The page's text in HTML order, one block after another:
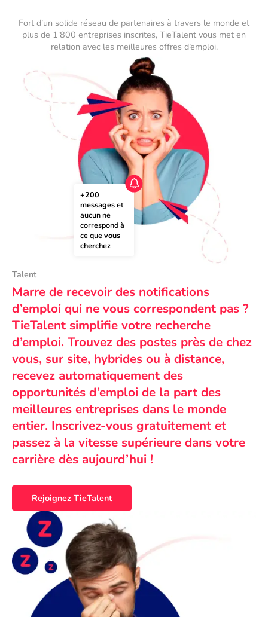
Fort d’un solide réseau de partenaires à travers le monde et
plus de 1'800 entreprises inscrites, TieTalent vous met en
relation avec les meilleures offres d’emploi.
+200
messages et
aucun ne
correspond à
ce que vous
cherchez
Talent
Marre de recevoir des notifications
d’emploi qui ne vous correspondent pas ?
TieTalent simplifie votre recherche
d’emploi. Trouvez des postes près de chez
vous, sur site, hybrides ou à distance,
recevez automatiquement des
opportunités d’emploi de la part des
meilleures entreprises dans le monde
entier. Inscrivez-vous gratuitement et
passez à la vitesse supérieure dans votre
carrière dès aujourd’hui !
Rejoignez TieTalent